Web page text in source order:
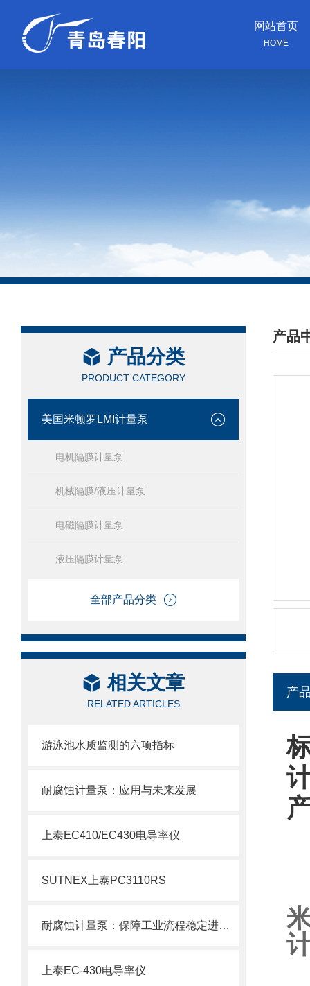
网站首页
HOME
产品分类
PRODUCT CATEGORY
美国米顿罗LMI计量泵
电机隔膜计量泵
机械隔膜/液压计量泵
电磁隔膜计量泵
液压隔膜计量泵
全部产品分类
相关文章
RELATED ARTICLES
游泳池水质监测的六项指标
耐腐蚀计量泵：应用与未来发展
上泰EC410/EC430电导率仪
SUTNEX上泰PC3110RS
耐腐蚀计量泵：保障工业流程稳定进行的仪器
上泰EC-430电导率仪
产品
/
产